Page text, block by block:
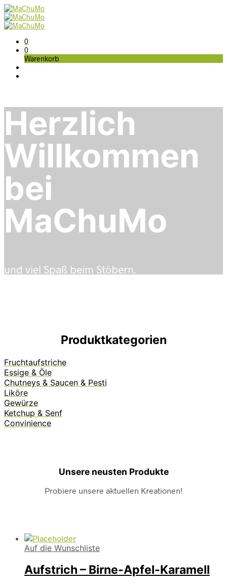
0
0
Warenkorb
Herzlich
Willkommen
bei
MaChuMo
und viel Spaß beim Stöbern.
Produktkategorien
Fruchtaufstriche
Essige & Öle
Chutneys & Saucen & Pesti
Liköre
Gewürze
Ketchup & Senf
Convinience
Unsere neusten Produkte
Probiere unsere aktuellen Kreationen!
Auf die Wunschliste
Aufstrich – Birne-Apfel-Karamell